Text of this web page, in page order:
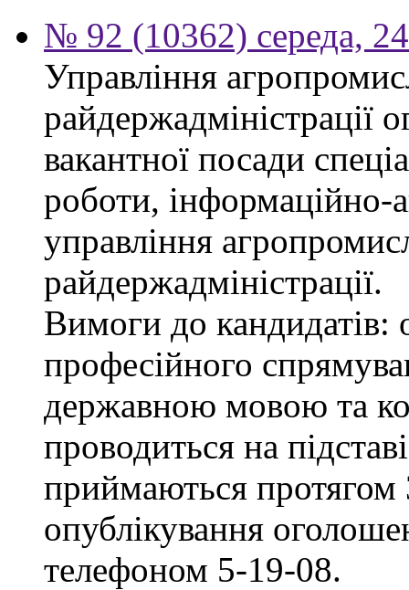
№ 92 (10362) середа,
Управління
райдержадміністрації
вакантної посади
роботи, інформаційно-
управління
райдержадміністрації.
Вимоги до кандидатів:
професійного
державною мовою та
проводиться на
приймаються протягом
опублікування
телефоном 5-19-08.